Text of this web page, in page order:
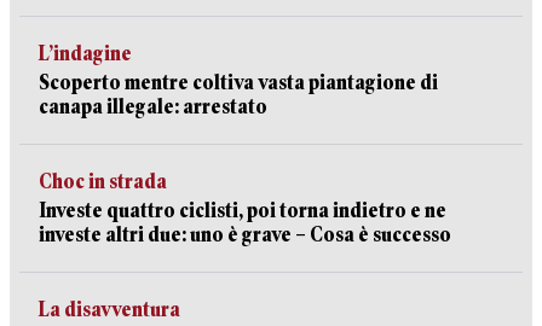
L’indagine
Scoperto mentre coltiva vasta piantagione di
canapa illegale: arrestato
Choc in strada
Investe quattro ciclisti, poi torna indietro e ne
investe altri due: uno è grave – Cosa è successo
La disavventura